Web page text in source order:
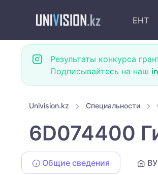
ЕНТ
Результаты конкурса
Подписывайтесь на наш
Univision.kz Специальности
6D074400
Общие сведения